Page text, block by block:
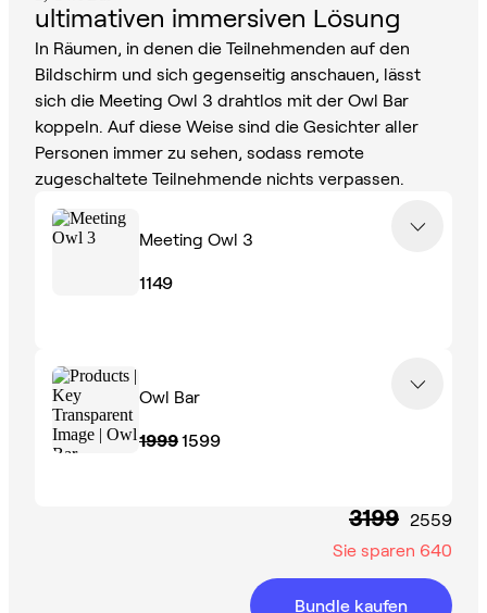
ultimativen immersiven Lösung
In Räumen, in denen die Teilnehmenden auf den
Bildschirm und sich gegenseitig anschauen, lässt
sich die Meeting Owl 3 drahtlos mit der Owl Bar
koppeln. Auf diese Weise sind die Gesichter aller
Personen immer zu sehen, sodass remote
zugeschaltete Teilnehmende nichts verpassen.
Meeting Owl 3
1149
Owl Bar
19991599
3199 2559
Sie sparen 640
Bundle kaufen